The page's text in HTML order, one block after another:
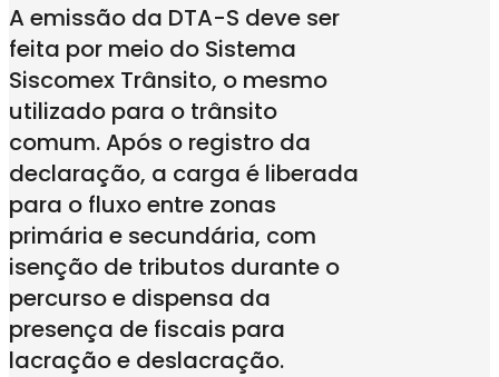
A emissão da DTA-S deve ser
feita por meio do Sistema
Siscomex Trânsito, o mesmo
utilizado para o trânsito
comum. Após o registro da
declaração, a carga é liberada
para o fluxo entre zonas
primária e secundária, com
isenção de tributos durante o
percurso e dispensa da
presença de fiscais para
lacração e deslacração.